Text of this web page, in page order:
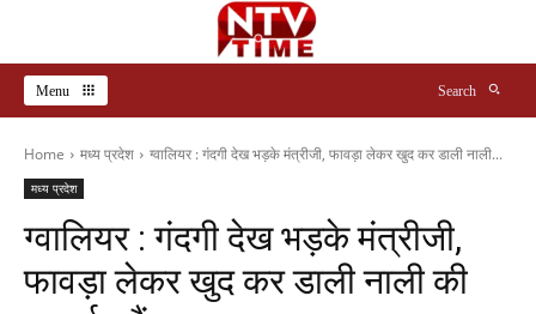
Menu Search
Home मध्य प्रदेश ग्वालियर : गंदगी देख भड़के मंत्रीजी, फावड़ा लेकर खुद कर डाली नाली...
मध्य प्रदेश
ग्वालियर : गंदगी देख भड़के मंत्रीजी,
फावड़ा लेकर खुद कर डाली नाली की